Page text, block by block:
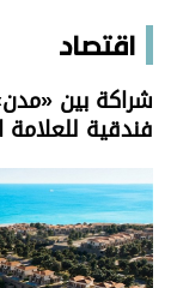
اقتصاد
شراكة بين
فندقية